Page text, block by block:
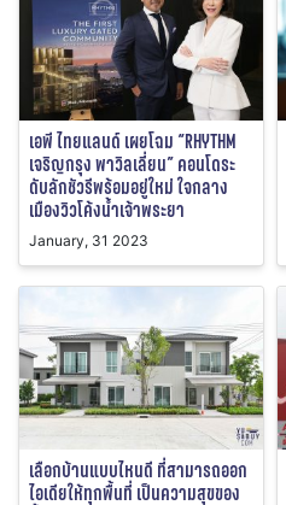
เอพี ไทยแลนด์ เผยโฉม “RHYTHM
เจริญกรุง พาวิลเลี่ยน” คอนโดระ
ดับลักชัวรีพร้อมอยู่ใหม่ ใจกลาง
เมืองวิวโค้งน้ำเจ้าพระยา
January, 31 2023
เลือกบ้านแบบไหนดี ที่สามารถออก
ไอเดียให้ทุกพื้นที่ เป็นความสุขของ